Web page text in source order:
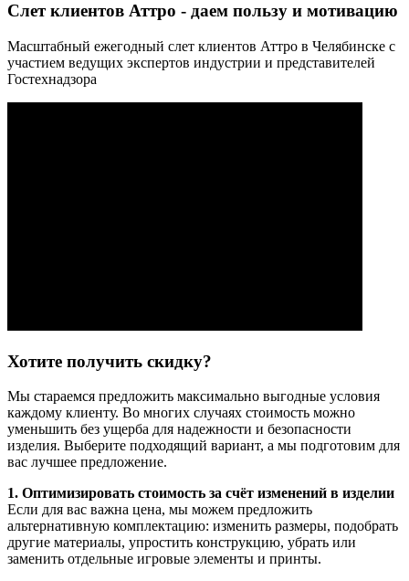
Слет клиентов Аттро - даем пользу и мотивацию
Масштабный ежегодный слет клиентов Аттро в Челябинске с
участием ведущих экспертов индустрии и представителей
Гостехнадзора
Хотите получить скидку?
Мы стараемся предложить максимально выгодные условия
каждому клиенту. Во многих случаях стоимость можно
уменьшить без ущерба для надежности и безопасности
изделия. Выберите подходящий вариант, а мы подготовим для
вас лучшее предложение.
1. Оптимизировать стоимость за счёт изменений в изделии
Если для вас важна цена, мы можем предложить
альтернативную комплектацию: изменить размеры, подобрать
другие материалы, упростить конструкцию, убрать или
заменить отдельные игровые элементы и принты.